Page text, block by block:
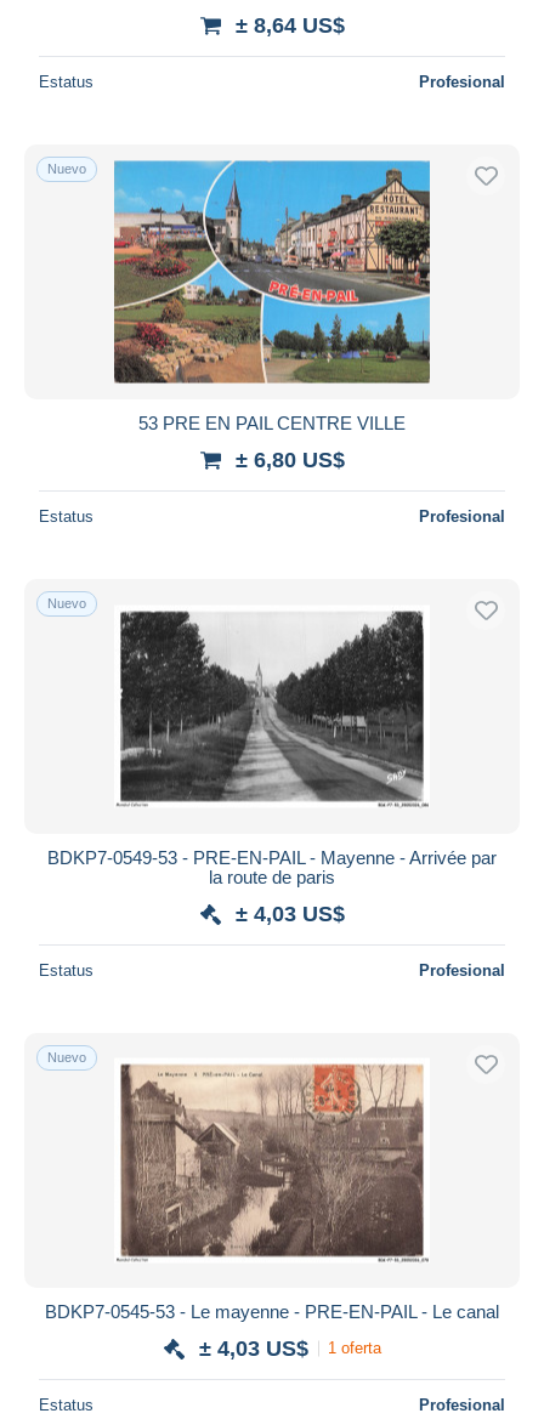
± 8,64 US$
Estatus Profesional
Nuevo
53 PRE EN PAIL CENTRE VILLE
± 6,80 US$
Estatus Profesional
Nuevo
BDKP7-0549-53 - PRE-EN-PAIL - Mayenne - Arrivée par
la route de paris
± 4,03 US$
Estatus Profesional
Nuevo
BDKP7-0545-53 - Le mayenne - PRE-EN-PAIL - Le canal
± 4,03 US$ 1 oferta
Estatus Profesional